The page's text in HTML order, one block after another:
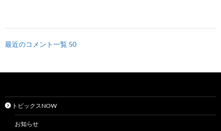
最近のコメント一覧 50
トピックスNOW
お知らせ